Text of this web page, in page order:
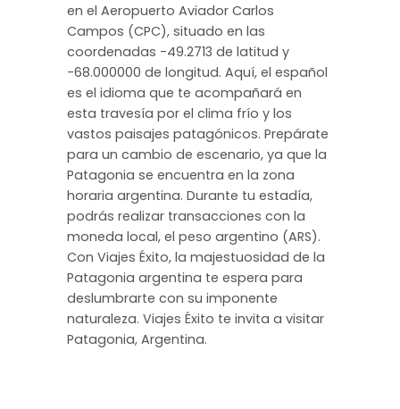
en el Aeropuerto Aviador Carlos
Campos (CPC), situado en las
coordenadas -49.2713 de latitud y
-68.000000 de longitud. Aquí, el español
es el idioma que te acompañará en
esta travesía por el clima frío y los
vastos paisajes patagónicos. Prepárate
para un cambio de escenario, ya que la
Patagonia se encuentra en la zona
horaria argentina. Durante tu estadía,
podrás realizar transacciones con la
moneda local, el peso argentino (ARS).
Con Viajes Éxito, la majestuosidad de la
Patagonia argentina te espera para
deslumbrarte con su imponente
naturaleza. Viajes Éxito te invita a visitar
Patagonia, Argentina.